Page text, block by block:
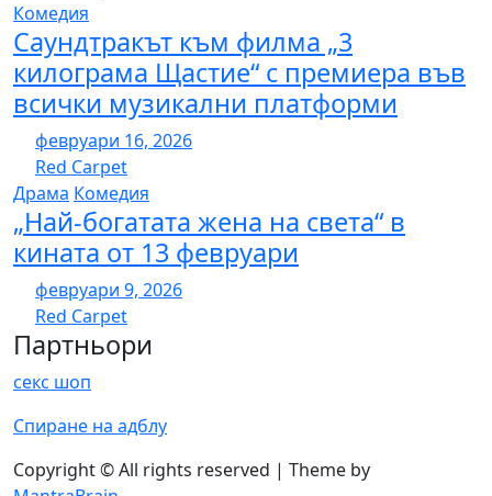
Комедия
Саундтракът към филма „3
килограма Щастие“ с премиера във
всички музикални платформи
февруари 16, 2026
Red Carpet
Драма Комедия
„Най-богатата жена на света“ в
кината от 13 февруари
февруари 9, 2026
Red Carpet
Партньори
секс шоп
Спиране на адблу
Copyright © All rights reserved | Theme by